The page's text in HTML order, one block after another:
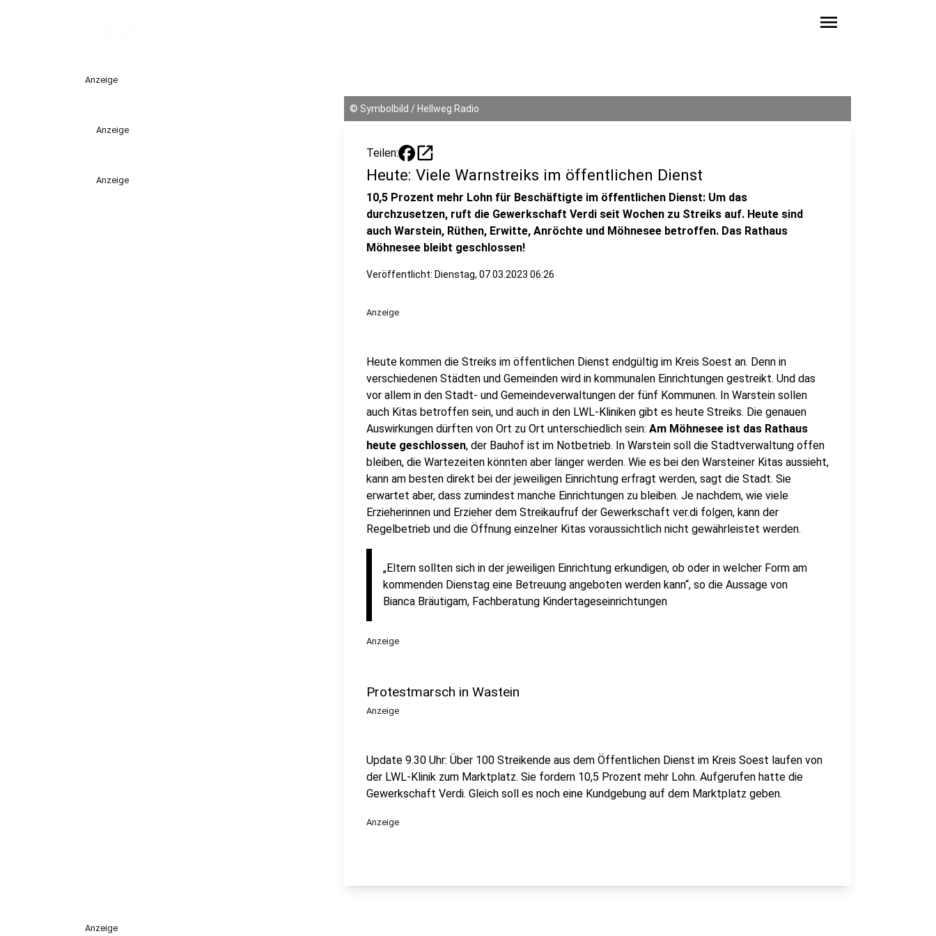
menu
Anzeige
Anzeige
Anzeige
© Symbolbild / Hellweg Radio
Teilen: open_in_new
Heute: Viele Warnstreiks im öffentlichen Dienst
10,5 Prozent mehr Lohn für Beschäftigte im öffentlichen Dienst: Um das
durchzusetzen, ruft die Gewerkschaft Verdi seit Wochen zu Streiks auf. Heute sind
auch Warstein, Rüthen, Erwitte, Anröchte und Möhnesee betroffen. Das Rathaus
Möhnesee bleibt geschlossen!
Veröffentlicht: Dienstag, 07.03.2023 06:26
Anzeige
Heute kommen die Streiks im öffentlichen Dienst endgültig im Kreis Soest an. Denn in
verschiedenen Städten und Gemeinden wird in kommunalen Einrichtungen gestreikt. Und das
vor allem in den Stadt- und Gemeindeverwaltungen der fünf Kommunen. In Warstein sollen
auch Kitas betroffen sein, und auch in den LWL-Kliniken gibt es heute Streiks. Die genauen
Auswirkungen dürften von Ort zu Ort unterschiedlich sein: Am Möhnesee ist das Rathaus
heute geschlossen, der Bauhof ist im Notbetrieb. In Warstein soll die Stadtverwaltung offen
bleiben, die Wartezeiten könnten aber länger werden. Wie es bei den Warsteiner Kitas aussieht,
kann am besten direkt bei der jeweiligen Einrichtung erfragt werden, sagt die Stadt. Sie
erwartet aber, dass zumindest manche Einrichtungen zu bleiben. Je nachdem, wie viele
Erzieherinnen und Erzieher dem Streikaufruf der Gewerkschaft ver.di folgen, kann der
Regelbetrieb und die Öffnung einzelner Kitas voraussichtlich nicht gewährleistet werden.
„Eltern sollten sich in der jeweiligen Einrichtung erkundigen, ob oder in welcher Form am
kommenden Dienstag eine Betreuung angeboten werden kann“, so die Aussage von
Bianca Bräutigam, Fachberatung Kindertageseinrichtungen
Anzeige
Protestmarsch in Wastein
Anzeige
Update 9.30 Uhr: Über 100 Streikende aus dem Öffentlichen Dienst im Kreis Soest laufen von
der LWL-Klinik zum Marktplatz. Sie fordern 10,5 Prozent mehr Lohn. Aufgerufen hatte die
Gewerkschaft Verdi. Gleich soll es noch eine Kundgebung auf dem Marktplatz geben.
Anzeige
Anzeige